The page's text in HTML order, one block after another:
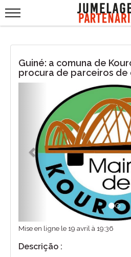
Guiné: a comuna de
procura de parceiros
Mise en ligne le 19 avril à 19:36
Descrição :